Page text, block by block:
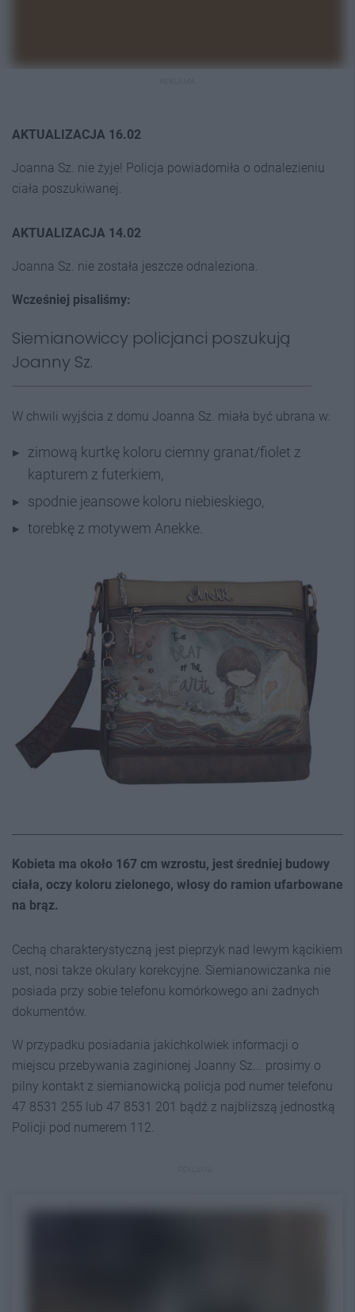
AKTUALIZACJA 16.02
Joanna Sz. nie żyje! Policja powiadomiła o odnalezieniu
ciała poszukiwanej.
AKTUALIZACJA 14.02
Joanna Sz. nie została jeszcze odnaleziona.
Wcześniej pisaliśmy:
Siemianowiccy policjanci poszukują
Joanny Sz.
W chwili wyjścia z domu Joanna Sz. miała być ubrana w:
zimową kurtkę koloru ciemny granat/fiolet z
kapturem z futerkiem,
spodnie jeansowe koloru niebieskiego,
torebkę z motywem Anekke.
Kobieta ma około 167 cm wzrostu, jest średniej budowy
ciała, oczy koloru zielonego, włosy do ramion ufarbowane
na brąz.
Cechą charakterystyczną jest pieprzyk nad lewym kącikiem
ust, nosi także okulary korekcyjne. Siemianowiczanka nie
posiada przy sobie telefonu komórkowego ani żadnych
dokumentów.
W przypadku posiadania jakichkolwiek informacji o
miejscu przebywania zaginionej Joanny Sz... prosimy o
pilny kontakt z siemianowicką policja pod numer telefonu
47 8531 255 lub 47 8531 201 bądź z najbliższą jednostką
Policji pod numerem 112.